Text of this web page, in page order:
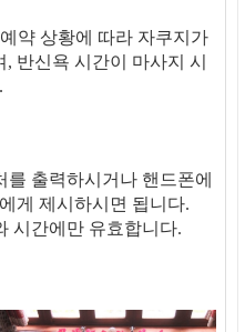
약 상황에 따라 자쿠지가
반신욕 시간이 마사지 시
출력하시거나 핸드폰에
게 제시하시면 됩니다.
시간에만 유효합니다.